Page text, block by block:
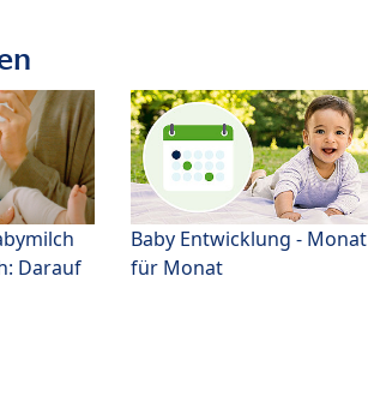
Darauf
Baby Entwicklung - Monat
für Monat